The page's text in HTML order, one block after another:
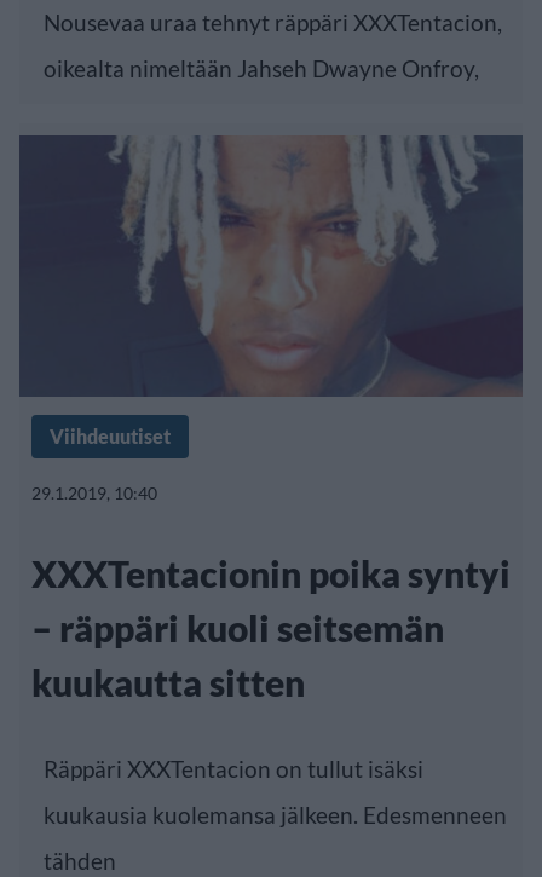
Nousevaa uraa tehnyt räppäri XXXTentacion,
oikealta nimeltään Jahseh Dwayne Onfroy,
Viihdeuutiset
29.1.2019, 10:40
XXXTentacionin poika syntyi
– räppäri kuoli seitsemän
kuukautta sitten
Räppäri XXXTentacion on tullut isäksi
kuukausia kuolemansa jälkeen. Edesmenneen
tähden